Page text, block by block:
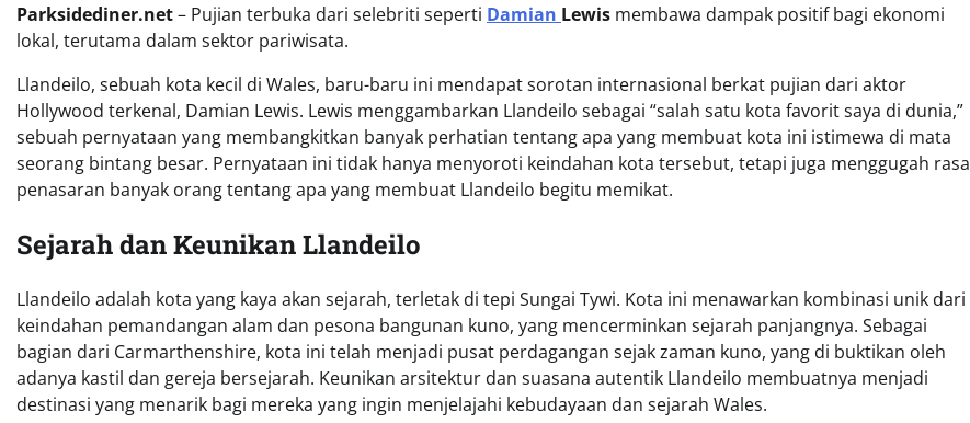
Parksidediner.net– Pujian terbuka dari selebriti seperti Damian Lewis membawa dampak positif bagi ekonomi
lokal, terutama dalam sektor pariwisata.
Llandeilo, sebuah kota kecil di Wales, baru-baru ini mendapat sorotan internasional berkat pujian dari aktor
Hollywood terkenal, Damian Lewis. Lewis menggambarkan Llandeilo sebagai “salah satu kota favorit saya di dunia,”
sebuah pernyataan yang membangkitkan banyak perhatian tentang apa yang membuat kota ini istimewa di mata
seorang bintang besar. Pernyataan ini tidak hanya menyoroti keindahan kota tersebut, tetapi juga menggugah rasa
penasaran banyak orang tentang apa yang membuat Llandeilo begitu memikat.
Sejarah dan Keunikan Llandeilo
Llandeilo adalah kota yang kaya akan sejarah, terletak di tepi Sungai Tywi. Kota ini menawarkan kombinasi unik dari
keindahan pemandangan alam dan pesona bangunan kuno, yang mencerminkan sejarah panjangnya. Sebagai
bagian dari Carmarthenshire, kota ini telah menjadi pusat perdagangan sejak zaman kuno, yang di buktikan oleh
adanya kastil dan gereja bersejarah. Keunikan arsitektur dan suasana autentik Llandeilo membuatnya menjadi
destinasi yang menarik bagi mereka yang ingin menjelajahi kebudayaan dan sejarah Wales.